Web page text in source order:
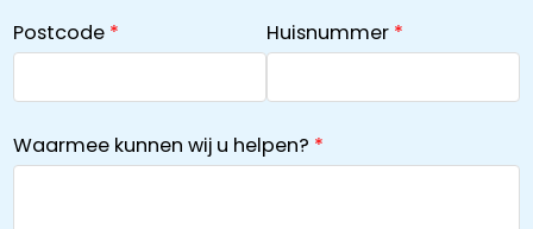
Postcode Huisnummer
Waarmee kunnen wij u helpen?